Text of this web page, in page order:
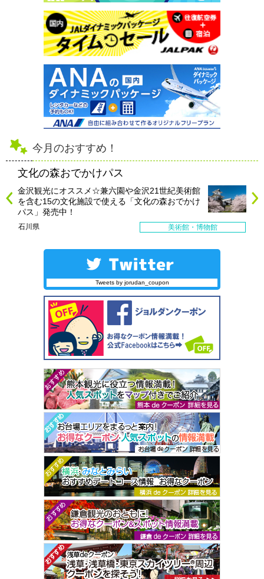
今月のおすすめ！
文化の森おでかけパス
金沢観光にオススメ☆兼六園や金沢21世紀美術館
を含む15の文化施設で使える「文化の森おでかけ
パス」発売中！
石川県 美術館・博物館
Tweets by jorudan_coupon